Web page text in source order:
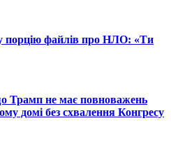
порцію файлів про НЛО: «Ти
Трамп не має повноважень
домі без схвалення Конгресу